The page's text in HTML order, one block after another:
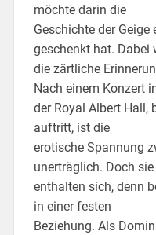
möchte darin die
Geschichte der Geige
geschenkt hat. Dabei
die zärtliche
Nach einem Konzert
der Royal Albert Hall,
auftritt, ist die
erotische Spannung
unerträglich. Doch sie
enthalten sich, denn
in einer festen
Beziehung. Als